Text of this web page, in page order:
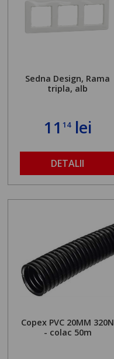
Sedna Design, Rama
tripla, alb
11 14lei
DETALII
Copex PVC 20MM 320N
- colac 50m